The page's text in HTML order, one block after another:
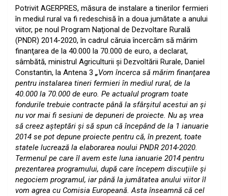
Potrivit AGERPRES, măsura de instalare a tinerilor fermieri
în mediul rural va fi redeschisă în a doua jumătate a anului
viitor, pe noul Program Naţional de Dezvoltare Rurală
(PNDR) 2014-2020, în cadrul căruia încercăm să mărim
finanţarea de la 40.000 la 70.000 de euro, a declarat,
sâmbătă, ministrul Agriculturii şi Dezvoltării Rurale, Daniel
Constantin, la Antena 3 „Vom încerca să mărim finanţarea
pentru instalarea tineri fermieri în mediul rural, de la
40.000 la 70.000 de euro. Pe actualul program toate
fondurile trebuie contracte până la sfârşitul acestui an şi
nu vor mai fi sesiuni de depuneri de proiecte. Nu aş vrea
să creez aşteptări şi să spun că începând de la 1 ianuarie
2014 se pot depune proiecte pentru că, în prezent, toate
statele lucrează la elaborarea noului PNDR 2014-2020.
Termenul pe care îl avem este luna ianuarie 2014 pentru
prezentarea programului, după care începem discuţiile şi
negociem programul, iar până la jumătatea anului viitor îl
vom agrea cu Comisia Europeană. Asta înseamnă că cel